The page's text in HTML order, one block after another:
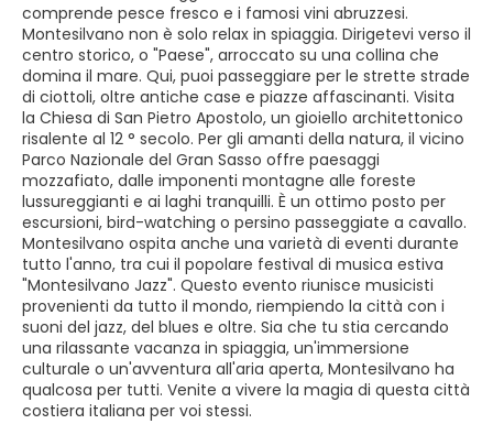
comprende pesce fresco e i famosi vini abruzzesi.
Montesilvano non è solo relax in spiaggia. Dirigetevi verso il
centro storico, o "Paese", arroccato su una collina che
domina il mare. Qui, puoi passeggiare per le strette strade
di ciottoli, oltre antiche case e piazze affascinanti. Visita
la Chiesa di San Pietro Apostolo, un gioiello architettonico
risalente al 12 ° secolo. Per gli amanti della natura, il vicino
Parco Nazionale del Gran Sasso offre paesaggi
mozzafiato, dalle imponenti montagne alle foreste
lussureggianti e ai laghi tranquilli. È un ottimo posto per
escursioni, bird-watching o persino passeggiate a cavallo.
Montesilvano ospita anche una varietà di eventi durante
tutto l'anno, tra cui il popolare festival di musica estiva
"Montesilvano Jazz". Questo evento riunisce musicisti
provenienti da tutto il mondo, riempiendo la città con i
suoni del jazz, del blues e oltre. Sia che tu stia cercando
una rilassante vacanza in spiaggia, un'immersione
culturale o un'avventura all'aria aperta, Montesilvano ha
qualcosa per tutti. Venite a vivere la magia di questa città
costiera italiana per voi stessi.